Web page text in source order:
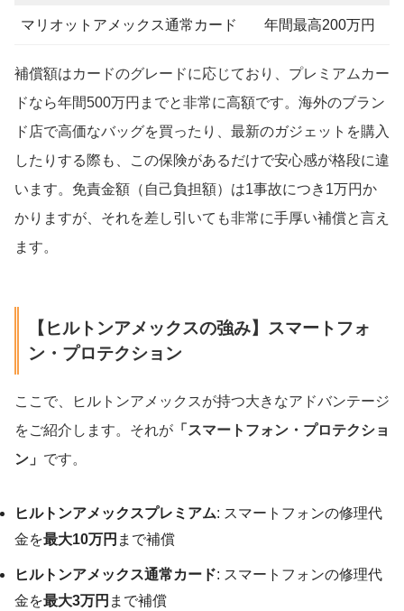
マリオットアメックス通常カード 年間最高200万円
補償額はカードのグレードに応じており、プレミアムカー
ドなら年間500万円までと非常に高額です。海外のブラン
ド店で高価なバッグを買ったり、最新のガジェットを購入
したりする際も、この保険があるだけで安心感が格段に違
います。免責金額（自己負担額）は1事故につき1万円か
かりますが、それを差し引いても非常に手厚い補償と言え
ます。
【ヒルトンアメックスの強み】スマートフォ
ン・プロテクション
ここで、ヒルトンアメックスが持つ大きなアドバンテージ
をご紹介します。それが 「スマートフォン・プロテクショ
ン」 です。
ヒルトンアメックスプレミアム: スマートフォンの修理代
金を最大10万円 まで補償
ヒルトンアメックス通常カード: スマートフォンの修理代
金を最大3万円 まで補償